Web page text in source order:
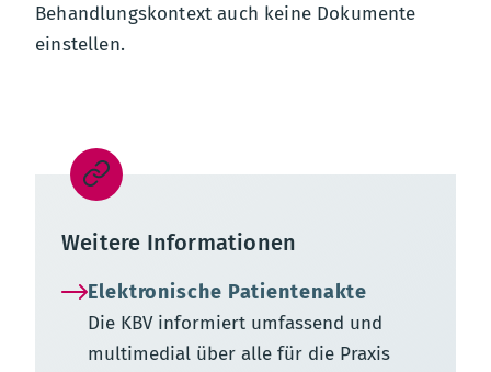
Behandlungskontext auch keine Dokumente
einstellen.
Weitere Informationen
Elektronische Patientenakte
Die KBV informiert umfassend und
multimedial über alle für die Praxis